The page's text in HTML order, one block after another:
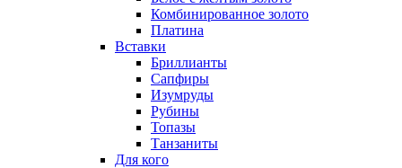
Комбинированное золото
Платина
Вставки
Бриллианты
Сапфиры
Изумруды
Рубины
Топазы
Танзаниты
Для кого